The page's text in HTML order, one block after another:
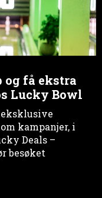
og få ekstra
Lucky Bowl
kampanjer, i
Deals –
besøket